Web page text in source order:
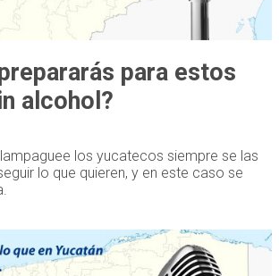
para estos
alcohol?
los yucatecos siempre se las
lo que quieren, y en este caso se